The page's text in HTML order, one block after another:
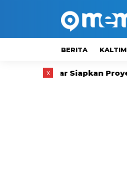
BERITA KALTIM
Siapkan Proyek Rp2,5 Triliun
x